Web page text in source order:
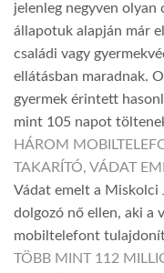
jelenleg negyven olyan
állapotuk alapján már
családi vagy
ellátásban maradnak.
gyermek érintett
mint 105 napot
HÁROM
TAKARÍTÓ, VÁDAT
Vádat emelt a Miskolci
dolgozó nő ellen, aki a
mobiltelefont
TÖBB MINT 112